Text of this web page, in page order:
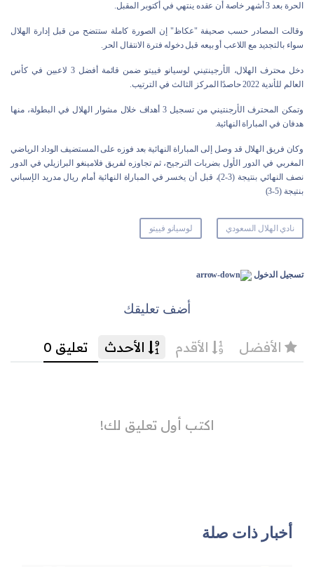
الحرة بعد 3 أشهر خاصة أن عقده ينتهي في أكتوبر المقبل.
وقالت المصادر حسب صحيفة "عكاظ" إن الصورة كاملة ستتضح من قبل إدارة الهلال
سواء بالتجديد مع اللاعب أو بيعه قبل دخوله فترة الانتقال الحر.
دخل محترف الهلال، الأرجينتيني لوسيانو فييتو ضمن قائمة أفضل 3 لاعبين في كأس
العالم للأندية 2022 حاصدًا المركز الثالث في الترتيب.
وتمكن المحترف الأرجنتيني من تسجيل 3 أهداف خلال مشوار الهلال في البطولة، منها
هدفان في المباراة النهائية.
وكان فريق الهلال قد وصل إلى المباراة النهائية بعد فوزه على المستضيف الوداد الرياضي
المغربي في الدور الأول بضربات الترجيح، ثم تجاوزه لفريق فلامينغو البرازيلي في الدور
نصف النهائي بنتيجة (3-2)، قبل أن يخسر في المباراة النهائية أمام ريال مدريد الإسباني
بنتيجة (5-3)
نادي الهلال السعودي لوسيانو فييتو
تسجيل الدخول
أضف تعليقك
أخبار ذات صلة